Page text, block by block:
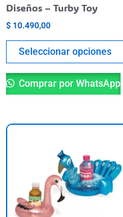
Diseños – Turby Toy
$ 10.490,00
Seleccionar opciones
Comprar por WhatsApp